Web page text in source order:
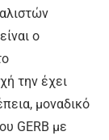
ο
την έχει
μοναδικό
GERB με